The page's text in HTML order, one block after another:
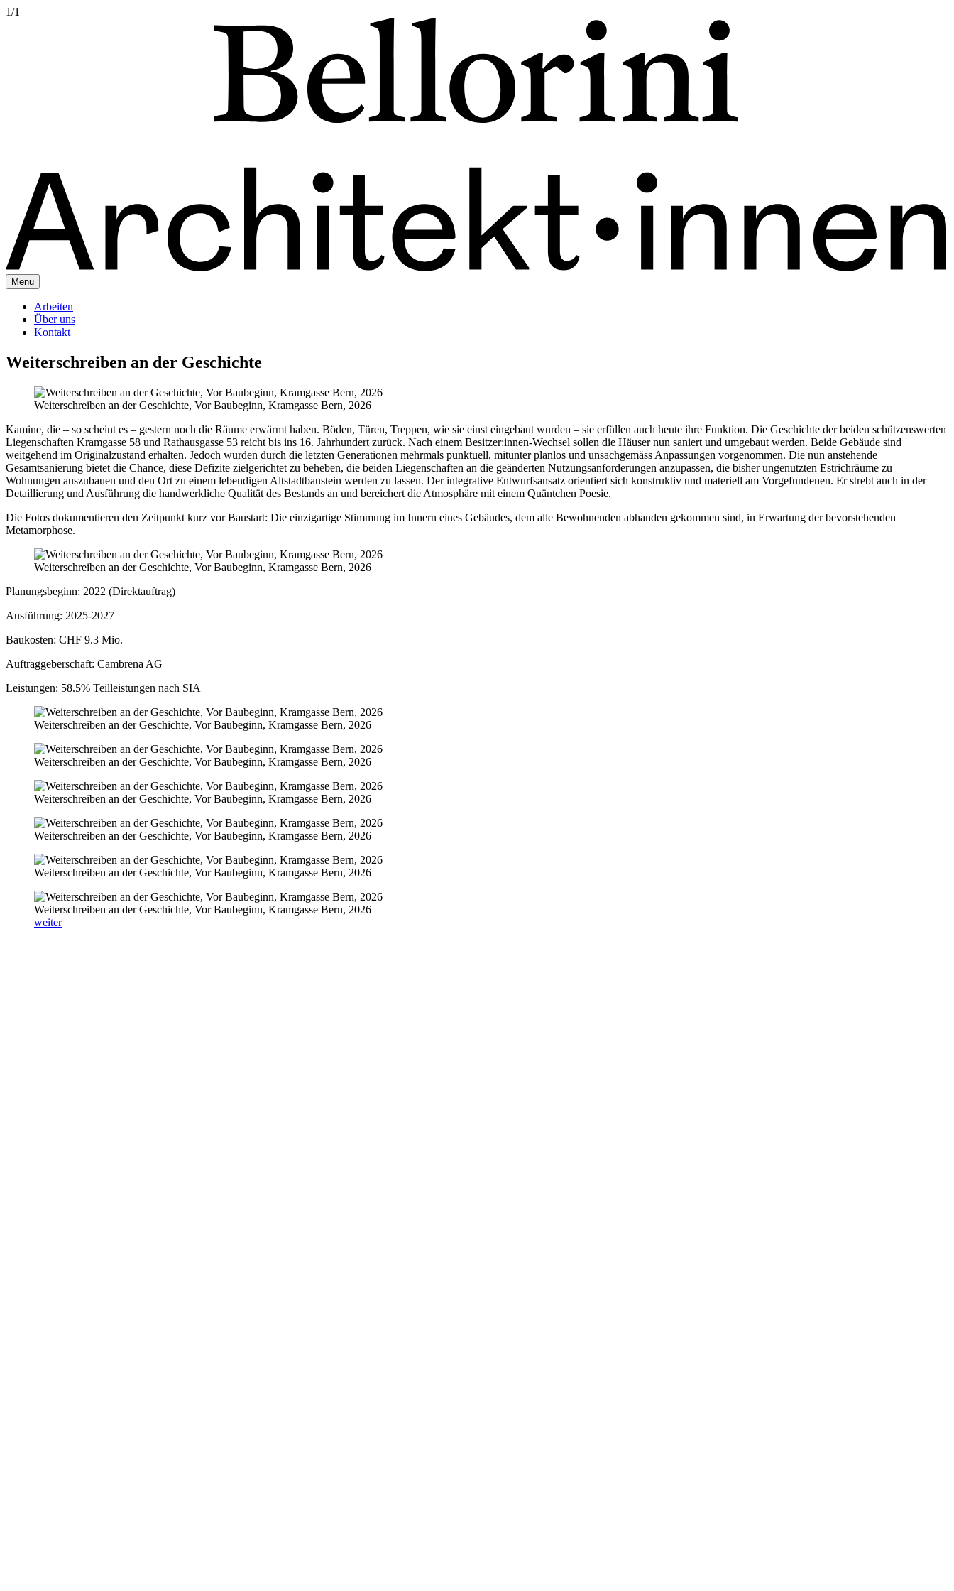
1/1
Menu
Arbeiten
Über uns
Kontakt
Weiterschreiben an der Geschichte
Weiterschreiben an der Geschichte, Vor Baubeginn, Kramgasse Bern, 2026
Kamine, die – so scheint es – gestern noch die Räume erwärmt haben. Böden, Türen, Treppen, wie sie einst eingebaut wurden – sie erfüllen auch heute ihre Funktion. Die Geschichte der beiden schützenswerten
Liegenschaften Kramgasse 58 und Rathausgasse 53 reicht bis ins 16. Jahrhundert zurück. Nach einem Besitzer:innen-Wechsel sollen die Häuser nun saniert und umgebaut werden. Beide Gebäude sind
weitgehend im Originalzustand erhalten. Jedoch wurden durch die letzten Generationen mehrmals punktuell, mitunter planlos und unsachgemäss Anpassungen vorgenommen. Die nun anstehende
Gesamtsanierung bietet die Chance, diese Defizite zielgerichtet zu beheben, die beiden Liegenschaften an die geänderten Nutzungsanforderungen anzupassen, die bisher ungenutzten Estrichräume zu
Wohnungen auszubauen und den Ort zu einem lebendigen Altstadtbaustein werden zu lassen. Der integrative Entwurfsansatz orientiert sich konstruktiv und materiell am Vorgefundenen. Er strebt auch in der
Detaillierung und Ausführung die handwerkliche Qualität des Bestands an und bereichert die Atmosphäre mit einem Quäntchen Poesie.
Die Fotos dokumentieren den Zeitpunkt kurz vor Baustart: Die einzigartige Stimmung im Innern eines Gebäudes, dem alle Bewohnenden abhanden gekommen sind, in Erwartung der bevorstehenden
Metamorphose.
Weiterschreiben an der Geschichte, Vor Baubeginn, Kramgasse Bern, 2026
Planungsbeginn: 2022 (Direktauftrag)
Ausführung: 2025-2027
Baukosten: CHF 9.3 Mio.
Auftraggeberschaft: Cambrena AG
Leistungen: 58.5% Teilleistungen nach SIA
Weiterschreiben an der Geschichte, Vor Baubeginn, Kramgasse Bern, 2026
Weiterschreiben an der Geschichte, Vor Baubeginn, Kramgasse Bern, 2026
Weiterschreiben an der Geschichte, Vor Baubeginn, Kramgasse Bern, 2026
Weiterschreiben an der Geschichte, Vor Baubeginn, Kramgasse Bern, 2026
Weiterschreiben an der Geschichte, Vor Baubeginn, Kramgasse Bern, 2026
Weiterschreiben an der Geschichte, Vor Baubeginn, Kramgasse Bern, 2026
weiter